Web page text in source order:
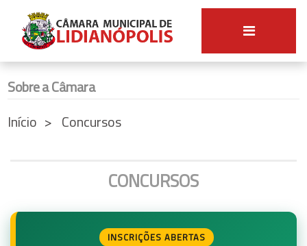
Sobre a Câmara
Início
Concursos
CONCURSOS
INSCRIÇÕES ABERTAS